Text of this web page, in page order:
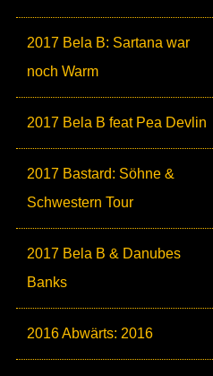
2017 Bela B: Sartana war
noch Warm
2017 Bela B feat Pea Devlin
2017 Bastard: Söhne &
Schwestern Tour
2017 Bela B & Danubes
Banks
2016 Abwärts: 2016